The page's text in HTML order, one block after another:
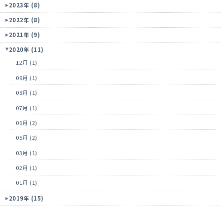
2023年 (8)
2022年 (8)
2021年 (9)
2020年 (11)
12月 (1)
09月 (1)
08月 (1)
07月 (1)
06月 (2)
05月 (2)
03月 (1)
02月 (1)
01月 (1)
2019年 (15)